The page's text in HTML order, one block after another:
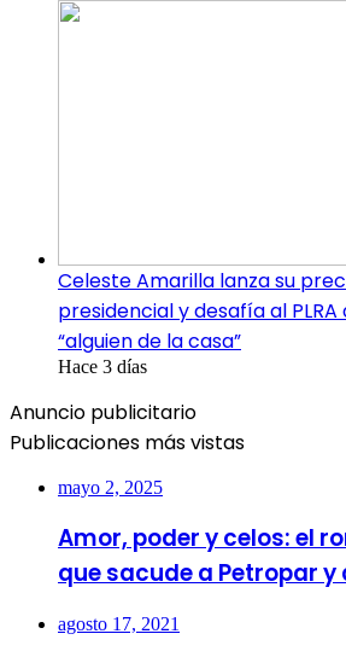
Celeste Amarilla lanza su
presidencial y desafía al
“alguien de la casa”
Hace 3 días
Anuncio publicitario
Publicaciones más vistas
mayo 2, 2025
Amor, poder y celos: el
que sacude a Petropar y
agosto 17, 2021